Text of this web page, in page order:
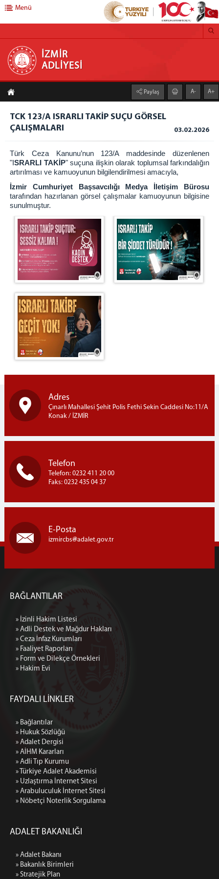
İZMİR ADLİYESİ
ANASAYFA
BAŞSAVCILIK
CUMHURİYET BAŞSAVCISI
CUMHURİYET BAŞSAVCIVEKİLLERİ
MEDYA İLETİŞİM BÜROSU
KOMİSYON
KOMİSYON BAŞKANLIĞI
ADLİYEMİZ
ADLİ TIP
ADLİ DESTEK VE MAĞDUR HİZMETLERİ MÜDÜRLÜĞÜ
MÜLHAKATLARIMIZ
Kemalpaşa Adliyesi
Menderes Adliyesi
Seferihisar Adliyesi
CEZA İNFAZ KURUMLARI
İCRA DAİRELERİ BŞK.
İCRA DAİRELERİ BAŞKANLIĞI
İCRA MÜDÜRLÜKLERİ IBAN NUMARALARI
İZMİR İCRA DAİRELERİ İLETİŞİM
ANA BİNA
BAM EK HİZMET BİNASI
İZMİR ADLİYESİ EK HİZMET BİNASI
Menü
İZMİR
ADLİYESİ
Paylaş A- A+
TCK 123/A ISRARLI TAKİP SUÇU GÖRSEL
ÇALIŞMALARI
03.02.2026
Türk Ceza Kanunu’nun 123/A maddesinde düzenlenen
"I SRARLI TAKİP" suçuna ilişkin olarak toplumsal farkındalığın
artırılması ve kamuoyunun bilgilendirilmesi amacıyla,
İzmir Cumhuriyet Başsavcılığı Medya İletişim Bürosu
tarafından hazırlanan görsel çalışmalar kamuoyunun bilgisine
sunulmuştur.
Adres
Çınarlı Mahallesi Şehit Polis Fethi Sekin Caddesi No:11/A
Konak / İZMİR
Telefon
Telefon: 0232 411 20 00
Faks: 0232 435 04 37
E-Posta
izmircbs adalet.gov.tr
BAĞLANTILAR
» İzinli Hakim Listesi
» Adli Destek ve Mağdur Hakları
» Ceza İnfaz Kurumları
» Faaliyet Raporları
» Form ve Dilekçe Örnekleri
» Hakim Evi
FAYDALI LİNKLER
» Bağlantılar
» Hukuk Sözlüğü
» Adalet Dergisi
» AİHM Kararları
» Adli Tıp Kurumu
» Türkiye Adalet Akademisi
» Uzlaştırma İnternet Sitesi
» Arabuluculuk İnternet Sitesi
» Nöbetçi Noterlik Sorgulama
ADALET BAKANLIĞI
» Adalet Bakanı
» Bakanlık Birimleri
» Stratejik Plan